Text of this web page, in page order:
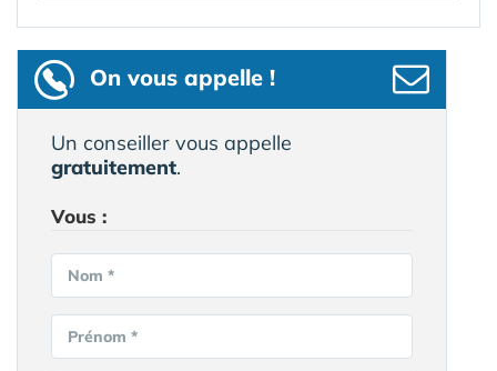
On vous appelle !
Un conseiller vous appelle
gratuitement.
Vous :
Nom *
Prénom *